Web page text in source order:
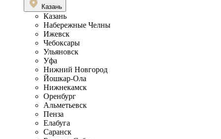
Казань
Казань
Набережные Челны
Ижевск
Чебоксары
Ульяновск
Уфа
Нижний Новгород
Йошкар-Ола
Нижнекамск
Оренбург
Альметьевск
Пенза
Елабуга
Саранск